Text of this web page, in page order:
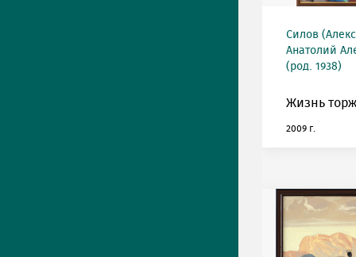
Силов
Анатолий
(род. 1938)
Жизнь
2009 г.